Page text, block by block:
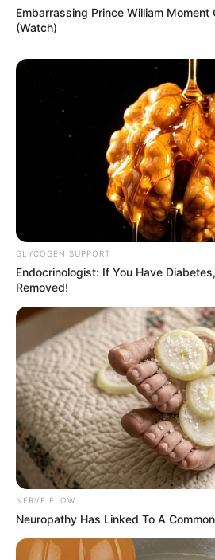
Embarrassing Prince William Moment
(Watch)
GLYCOGEN SUPPORT
Endocrinologist: If You Have
Removed!
NERVE FLOW
Neuropathy Has Linked To A